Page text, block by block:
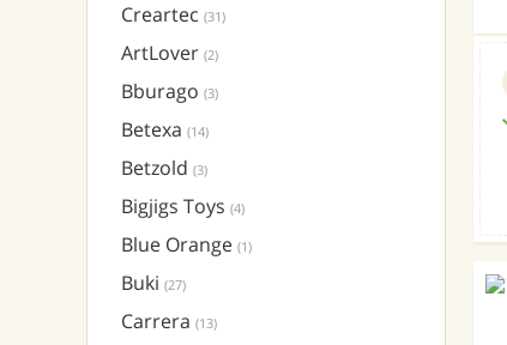
Creartec (31)
ArtLover (2)
Bburago (3)
Betexa (14)
Betzold (3)
Bigjigs Toys (4)
Blue Orange (1)
Buki (27)
Carrera (13)